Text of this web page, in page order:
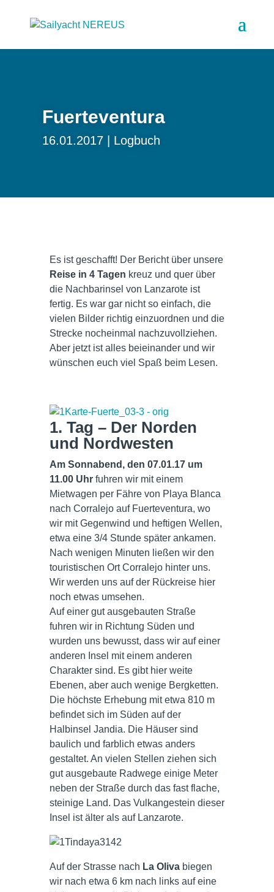
Fuerteventura
16.01.2017 Logbuch
Es ist geschafft! Der Bericht über unsere
Reise in 4 Tagen kreuz und quer über
die Nachbarinsel von Lanzarote ist
fertig. Es war gar nicht so einfach, die
vielen Bilder richtig einzuordnen und die
Strecke nocheinmal nachzuvollziehen.
Aber jetzt ist alles beieinander und wir
wünschen euch viel Spaß beim Lesen.
1. Tag – Der Norden
und Nordwesten
Am Sonnabend, den 07.01.17 um
11.00 Uhrfuhren wir mit einem
Mietwagen per Fähre von Playa Blanca
nach Corralejo auf Fuerteventura, wo
wir mit Gegenwind und heftigen Wellen,
etwa eine 3/4 Stunde später ankamen.
Nach wenigen Minuten ließen wir den
touristischen Ort Corralejo hinter uns.
Wir werden uns auf der Rückreise hier
noch etwas umsehen.
Auf einer gut ausgebauten Straße
fuhren wir in Richtung Süden und
wurden uns bewusst, dass wir auf einer
anderen Insel mit einem anderen
Charakter sind. Es gibt hier weite
Ebenen, aber auch wenige Bergketten.
Die höchste Erhebung mit etwa 810 m
befindet sich im Süden auf der
Halbinsel Jandia. Die Häuser sind
baulich und farblich etwas anders
gestaltet. An vielen Stellen ziehen sich
gut ausgebaute Radwege einige Meter
neben der Straße durch das fast flache,
steinige Land. Das Vulkangestein dieser
Insel ist älter als auf Lanzarote.
Auf der Strasse nach La Olivabiegen
wir nach etwa 6 km nach links auf eine